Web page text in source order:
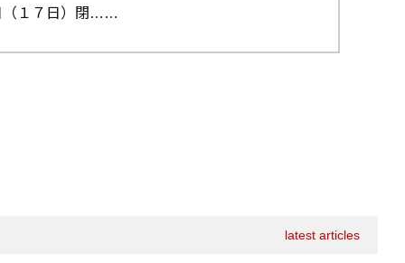
（１７日）閉…
latest articles